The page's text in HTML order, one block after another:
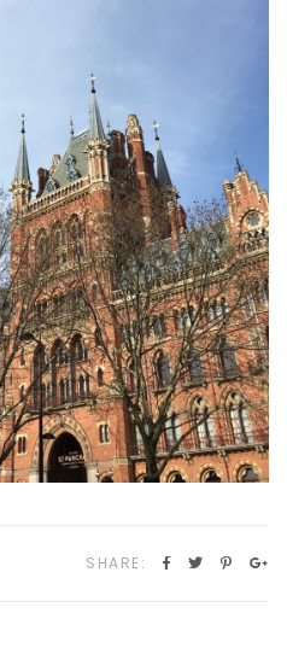
SHARE: